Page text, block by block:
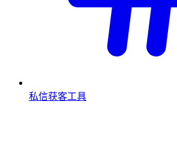
私信获客工具